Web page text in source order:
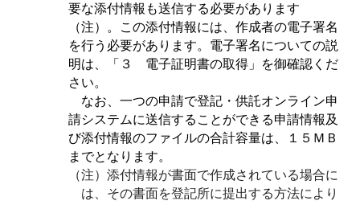
要な添付情報も送信する必要があります
（注）。この添付情報には、作成者の電子署名
を行う必要があります。電子署名についての説
明は、「３ 電子証明書の取得」を御確認くだ
さい。
なお、一つの申請で登記・供託オンライン申
請システムに送信することができる申請情報及
び添付情報のファイルの合計容量は、１５ＭＢ
までとなります。
（注）添付情報が書面で作成されている場合に
は、その書面を登記所に提出する方法により